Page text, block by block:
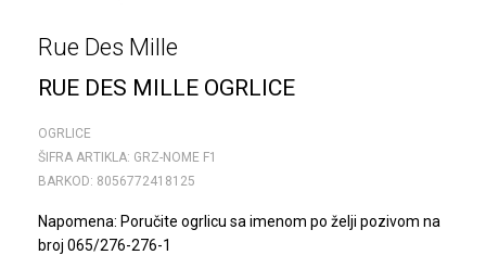
Rue Des Mille
RUE DES MILLE OGRLICE
OGRLICE
ŠIFRA ARTIKLA: GRZ-NOME F1
BARKOD: 8056772418125
Napomena: Poručite ogrlicu sa imenom po želji pozivom na
broj 065/276-276-1